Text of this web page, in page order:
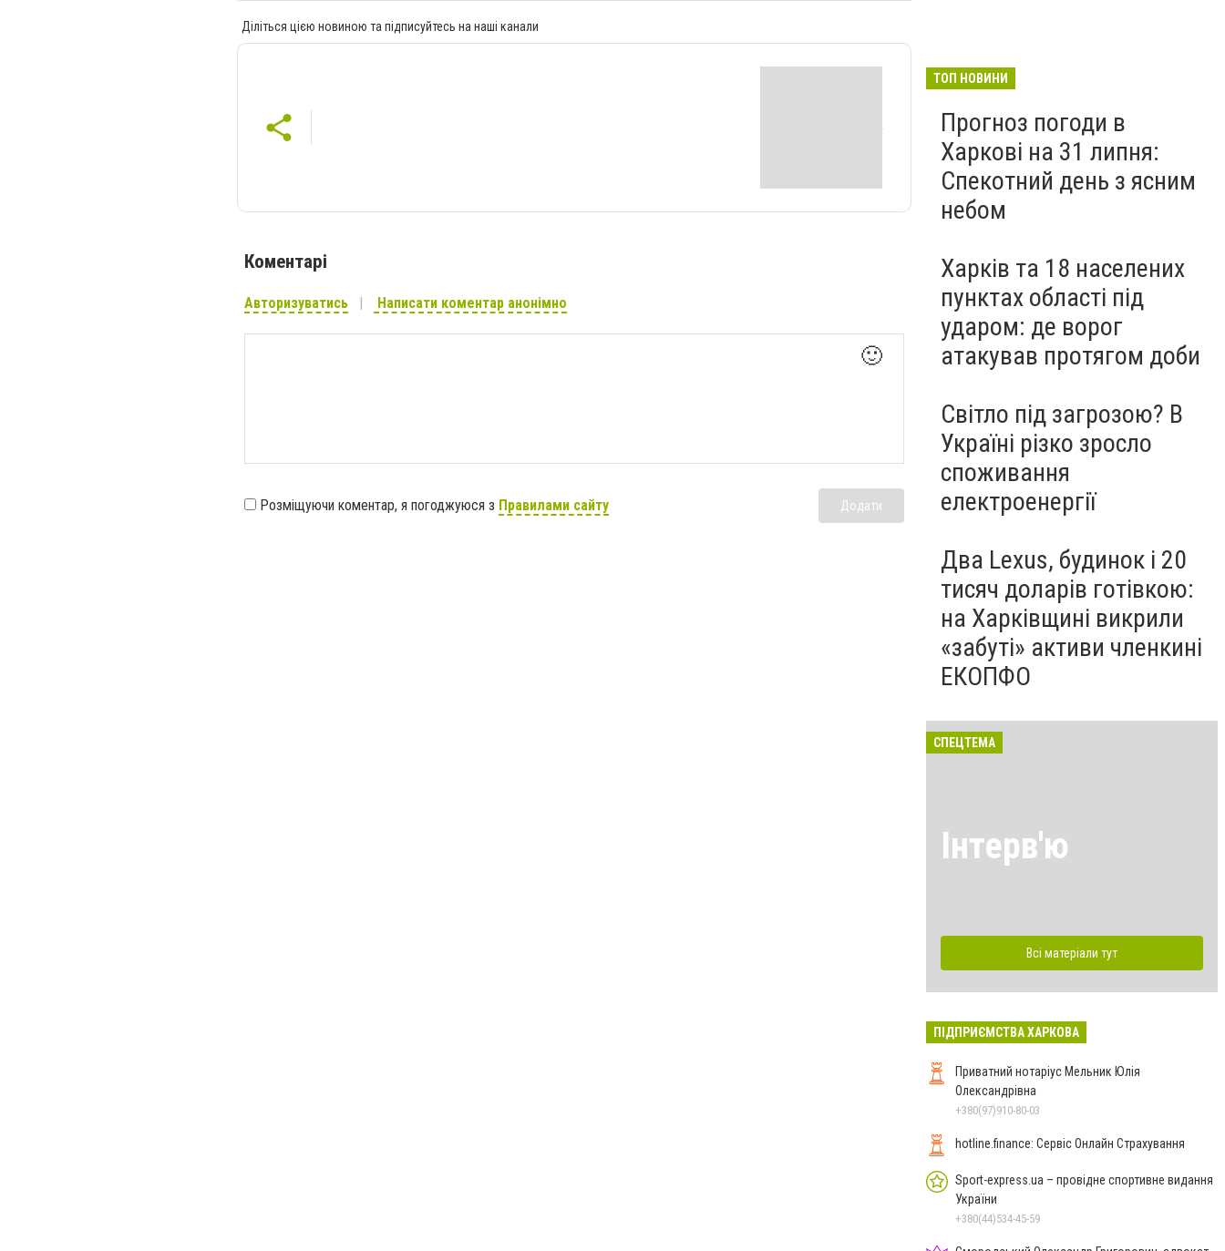
Діліться цією новиною та підписуйтесь на наші канали
Коментарі
Авторизуватись Написати коментар анонімно
🙂
Розміщуючи коментар, я погоджуюся з Правилами сайту Додати
схему торгівлі впливом
ТОП НОВИНИ
Прогноз погоди в
Харкові на 31 липня:
Спекотний день з ясним
небом
Харків та 18 населених
пунктах області під
ударом: де ворог
атакував протягом доби
Світло під загрозою? В
Україні різко зросло
споживання
електроенергії
Два Lexus, будинок і 20
тисяч доларів готівкою:
на Харківщині викрили
«забуті» активи членкині
ЕКОПФО
СПЕЦТЕМА
Інтерв'ю
Всі матеріали тут
ПІДПРИЄМСТВА ХАРКОВА
Приватний нотаріус Мельник Юлія
Олександрівна
+380(97)910-80-03
hotline.finance: Сервіс Онлайн Страхування
Sport-express.ua – провідне спортивне видання
України
+380(44)534-45-59